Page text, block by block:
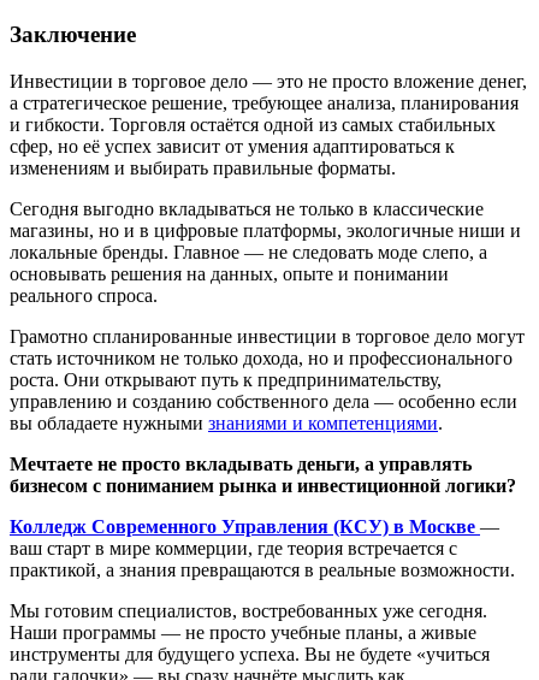
Заключение
Инвестиции в торговое дело — это не просто вложение денег,
а стратегическое решение, требующее анализа, планирования
и гибкости. Торговля остаётся одной из самых стабильных
сфер, но её успех зависит от умения адаптироваться к
изменениям и выбирать правильные форматы.
Сегодня выгодно вкладываться не только в классические
магазины, но и в цифровые платформы, экологичные ниши и
локальные бренды. Главное — не следовать моде слепо, а
основывать решения на данных, опыте и понимании
реального спроса.
Грамотно спланированные инвестиции в торговое дело могут
стать источником не только дохода, но и профессионального
роста. Они открывают путь к предпринимательству,
управлению и созданию собственного дела — особенно если
вы обладаете нужными знаниями и компетенциями.
Мечтаете не просто вкладывать деньги, а управлять
бизнесом с пониманием рынка и инвестиционной логики?
Колледж Современного Управления (КСУ) в Москве —
ваш старт в мире коммерции, где теория встречается с
практикой, а знания превращаются в реальные возможности.
Мы готовим специалистов, востребованных уже сегодня.
Наши программы — не просто учебные планы, а живые
инструменты для будущего успеха. Вы не будете «учиться